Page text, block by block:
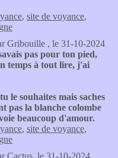
, site de voyance,
Gribouille , le 31-10-2024
pas pour ton pied,
temps à tout lire, j'ai
le souhaites mais saches
pas la blanche colombe
beaucoup d'amour.
, site de voyance,
Cactus, le 31-10-2024